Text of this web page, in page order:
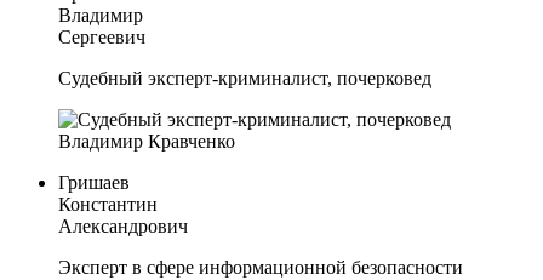
Владимир
Сергеевич
Судебный эксперт-криминалист, почерковед
Гришаев
Константин
Александрович
Эксперт в сфере информационной безопасности